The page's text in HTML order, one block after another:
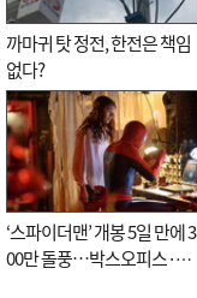
까마귀 탓 정전, 한전은 책임
없다?
‘스파이더맨’ 개봉 5일 만에 3
00만 돌풍…박스오피스·예